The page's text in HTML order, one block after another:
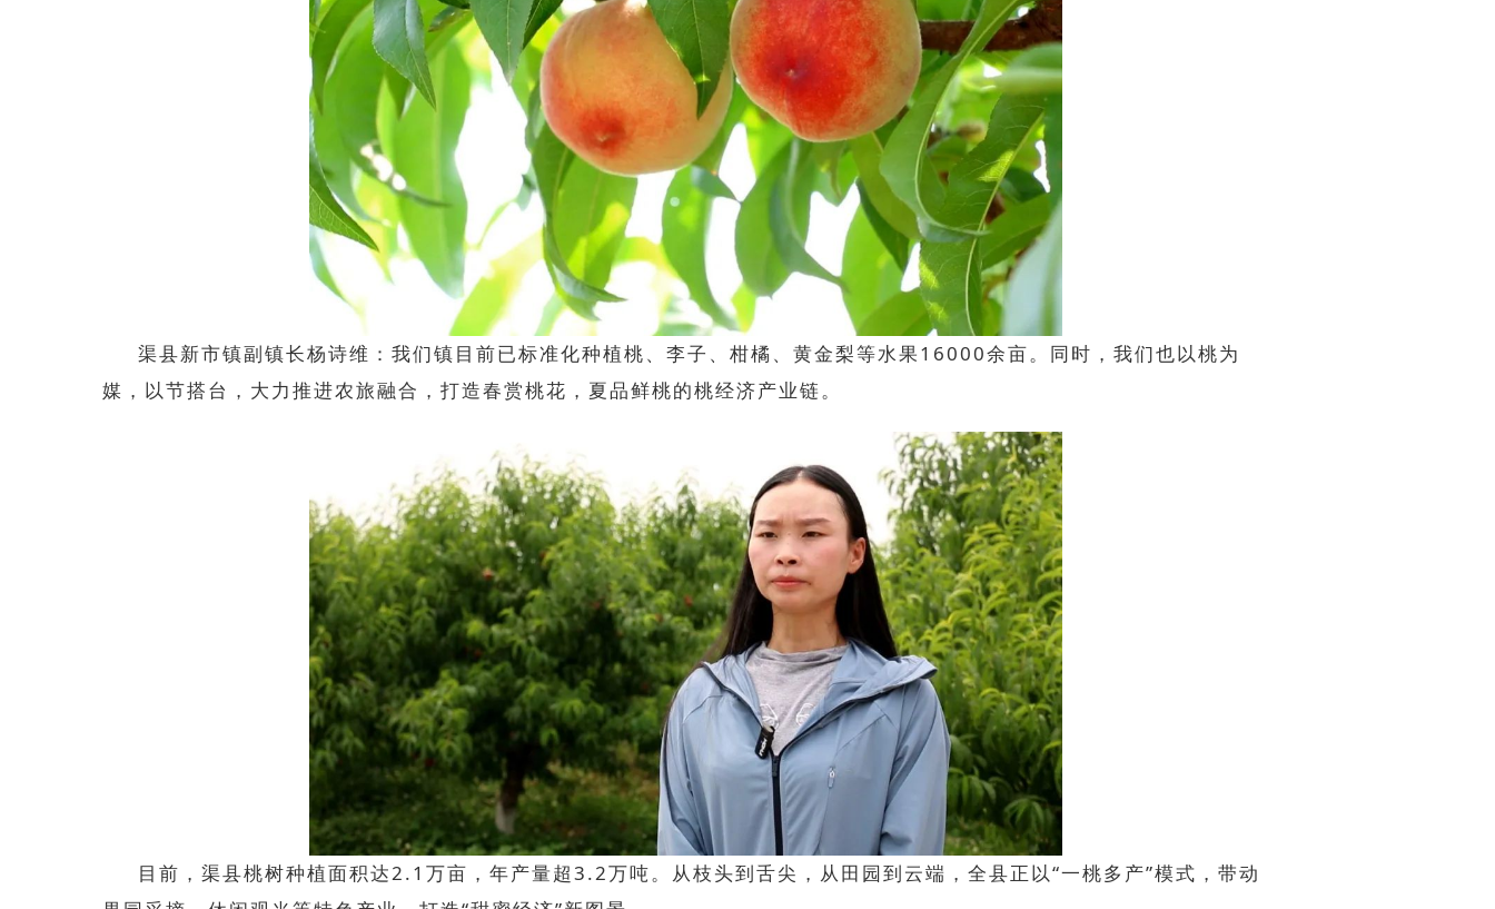
渠县新市镇副镇长杨诗维：我们镇目前已标准化种植桃、李子、柑橘、黄金梨等水果16000余亩。同时，我们也以桃为
媒，以节搭台，大力推进农旅融合，打造春赏桃花，夏品鲜桃的桃经济产业链。
目前，渠县桃树种植面积达2.1万亩，年产量超3.2万吨。从枝头到舌尖，从田园到云端，全县正以“一桃多产”模式，带动